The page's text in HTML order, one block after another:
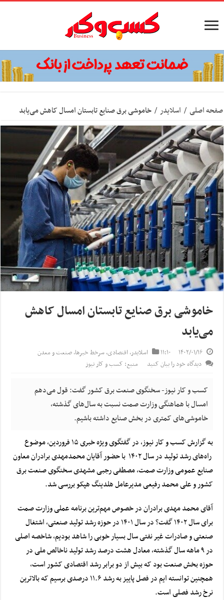
صفحه اصلی / اسلایدر / خاموشی برق صنایع تابستان امسال کاهش می‌یابد
خاموشی برق صنایع تابستان امسال کاهش
می‌یابد
۱۴۰۲/۰۱/۱۶ ۱۱:۱۰ اسلایدر,اقتصادی,سرخط خبرها,صنعت و معدن
دیدگاه خود را بیان کنید
منبع: کسب و کار نیوز
کسب و کار نیوز- سخنگوی صنعت برق کشور گفت: قول می‌دهم
امسال با هماهنگی وزارت صمت نسبت به سال‌های گذشته،
خاموشی‌های کمتری در بخش صنایع داشته باشیم.
به گزارش کسب و کار نیوز، در گفتگوی ویژه خبری ۱۵ فروردین، موضوع
راه‌های رشد تولید در سال ۱۴۰۲ با حضور آقایان محمدمهدی برادران معاون
صنایع عمومی وزارت صمت، مصطفی رجبی مشهدی سخنگوی صنعت برق
کشور و علی محمد رفیعی مدیرعامل هلدینگ هپکو بررسی شد.
آقای محمد مهدی برادران در خصوص مهم‌ترین برنامه عملی وزارت صمت
برای سال ۱۴۰۲ گفت؟ در سال ۱۴۰۱ در حوزه رشد تولید صنعتی، اشتغال
صنعتی و صادرات غیر نفتی سال بسیار خوبی را شاهد بودیم، شاخصه اصلی
در ۹ ماهه سال گذشته، معادل هشت درصد رشد تولید ناخالص ملی در
حوزه بخش صنعت بود که بیش از دو برابر رشد اقتصادی کشور است،
همچنین توانسته ایم در فصل پاییز به رشد ۱۱.۶ درصدی برسیم که بالاترین
نرخ رشد فصلی است.